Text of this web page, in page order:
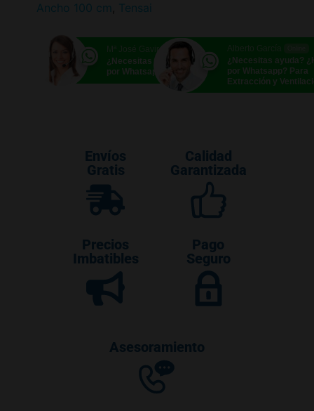
Ancho 100 cm , Tensai
Mª José Gavira Online
¿Necesitas ayuda? ¿Hablamos
por Whatsapp?
¿Necesitas ayuda?
por Whatsapp? Para
Extracción y
Envíos
Gratis
Calidad
Garantizada
Precios
Imbatibles
Pago
Seguro
Asesoramiento